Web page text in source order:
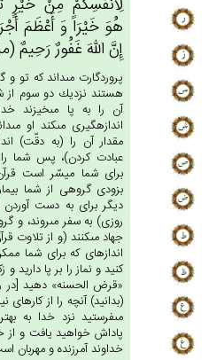
لِأَنْفُسِكُمْ‌ مِن‌ْ خَيْرٍ
هُوَ خَيْرَاً وَ أَعْظَم‌َ
إِن‌َّ الله‌َ غَفُورٌ رَحِيم‌ٌ
پروردگارت مى‏داند كه تو و
هستند نزديك دو سوم
آن را به پا مى‏خيزند
اندازه‏گيرى مى‏كند او
مقدار آن را (به دقّت)
عبادت كردن)، پس شما
براى شما ميسّر است
بزودى گروهى از شما
ديگر براى به دست
روزى) به سفر مى‏روند، و
جهاد مى‏كنند (و از تلاوت
اندازه‏اى كه براى شما
كنيد و نماز را بر پا داريد و
«قرض الحسنه» دهيد [در
(بدانيد) آنچه را از
مى‏فرستيد نزد خدا به
پاداش خواهيد يافت و از
خداوند آمرزنده و مهربان